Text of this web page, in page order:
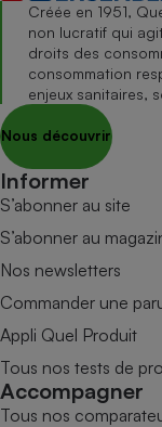
Créée en 1951,
non lucratif qui
droits des
consommation
enjeux sanitaires,
Nous découvrir
Informer
S’abonner au site
S’abonner au
Nos newsletters
Commander une
Appli Quel Produit
Tous nos tests de
Accompagner
Tous nos